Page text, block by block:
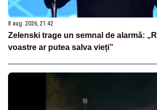
8 aug. 2026, 21:42
Zelenski trage un semnal de alarmă:
voastre ar putea salva vieți”